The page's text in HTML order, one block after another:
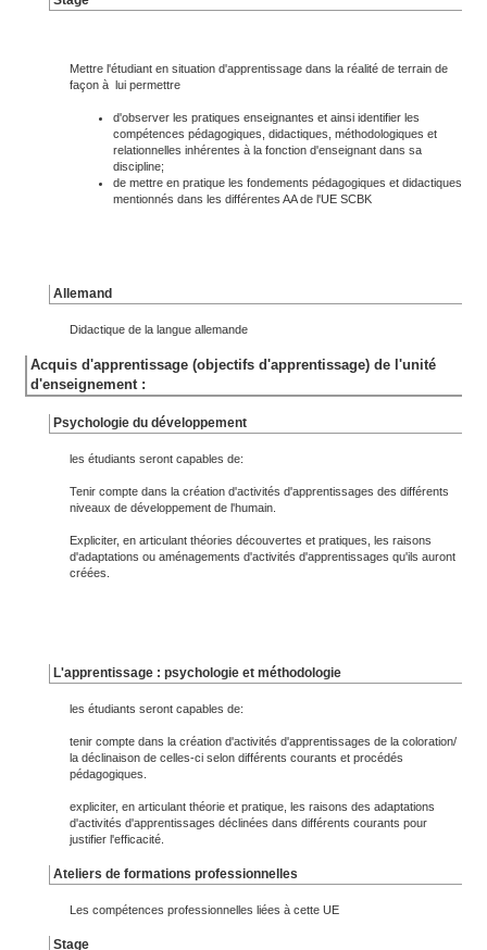
Mettre l'étudiant en situation d'apprentissage dans la réalité de terrain de
façon à lui permettre
d'observer les pratiques enseignantes et ainsi identifier les
compétences pédagogiques, didactiques, méthodologiques et
relationnelles inhérentes à la fonction d'enseignant dans sa
discipline;
de mettre en pratique les fondements pédagogiques et didactiques
mentionnés dans les différentes AA de l'UE SCBK
Allemand
Didactique de la langue allemande
Acquis d'apprentissage (objectifs d'apprentissage) de l'unité
d'enseignement :
Psychologie du développement
les étudiants seront capables de:
Tenir compte dans la création d'activités d'apprentissages des différents
niveaux de développement de l'humain.
Expliciter, en articulant théories découvertes et pratiques, les raisons
d'adaptations ou aménagements d'activités d'apprentissages qu'ils auront
créées.
L'apprentissage : psychologie et méthodologie
les étudiants seront capables de:
tenir compte dans la création d'activités d'apprentissages de la coloration/
la déclinaison de celles-ci selon différents courants et procédés
pédagogiques.
expliciter, en articulant théorie et pratique, les raisons des adaptations
d'activités d'apprentissages déclinées dans différents courants pour
justifier l'efficacité.
Ateliers de formations professionnelles
Les compétences professionnelles liées à cette UE
Stage